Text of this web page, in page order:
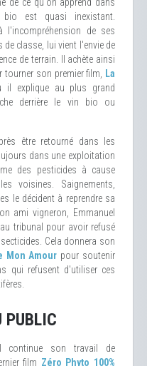
est quasi inexistant.
l'incompréhension de ses
classe, lui vient l'envie de
de terrain. Il achète ainsi
tourner son premier film,
La
il explique au plus grand
derrière le vin bio ou
être retourné dans les
dans une exploitation
des pesticides à cause
voisines. Saignements,
le décident à reprendre sa
ami vigneron, Emmanuel
tribunal pour avoir refusé
Cela donnera son
Mon Amour pour soutenir
qui refusent d'utiliser ces
PUBLIC
continue son travail de
film Zéro Phyto 100%